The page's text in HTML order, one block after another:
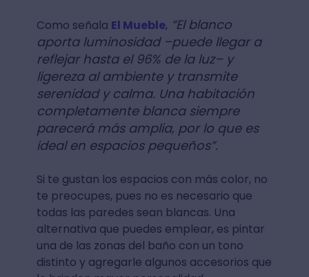
Como señala El Mueble, “El blanco
aporta luminosidad –puede llegar a
reflejar hasta el 96% de la luz– y
ligereza al ambiente y transmite
serenidad y calma. Una habitación
completamente blanca siempre
parecerá más amplia, por lo que es
ideal en espacios pequeños”.
Si te gustan los espacios con más color, no
te preocupes, pues no es necesario que
todas las paredes sean blancas. Una
alternativa que puedes emplear, es pintar
una de las zonas del baño con un tono
distinto y agregarle algunos accesorios que